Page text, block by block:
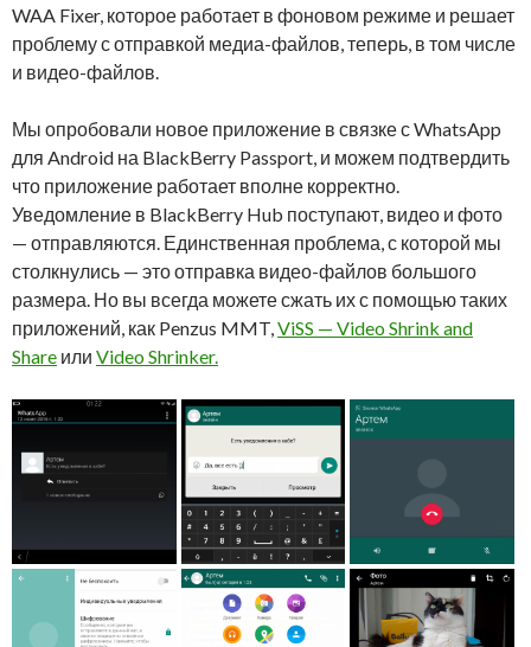
WAA Fixer, которое работает в фоновом режиме и решает
проблему с отправкой медиа-файлов, теперь, в том числе
и видео-файлов.
Мы опробовали новое приложение в связке с WhatsApp
для Android на BlackBerry Passport, и можем подтвердить
что приложение работает вполне корректно.
Уведомление в BlackBerry Hub поступают, видео и фото
— отправляются. Единственная проблема, с которой мы
столкнулись — это отправка видео-файлов большого
размера. Но вы всегда можете сжать их с помощью таких
приложений, как Penzus MMT,ViSS — Video Shrink and
Share или Video Shrinker.